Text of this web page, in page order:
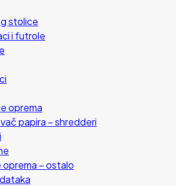
stolice
i futrole
oprema
papira – shredderi
– ostalo